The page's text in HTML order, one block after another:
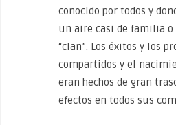
conocido por todos y
un aire casi de familia o
“clan”. Los éxitos y los
compartidos y el
eran hechos de gran
efectos en todos sus